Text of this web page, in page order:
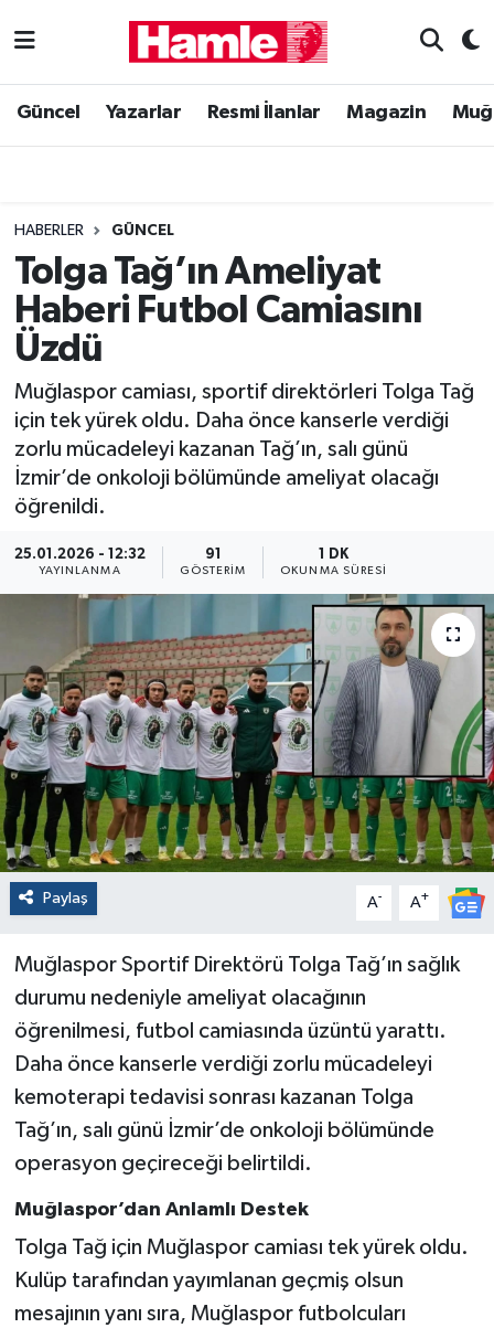
Güncel Yazarlar Resmi İlanlar Magazin
HABERLER GÜNCEL
Tolga Tağ’ın Ameliyat
Haberi Futbol Camiasını
Üzdü
Muğlaspor camiası, sportif direktörleri Tolga Tağ
için tek yürek oldu. Daha önce kanserle verdiği
zorlu mücadeleyi kazanan Tağ’ın, salı günü
İzmir’de onkoloji bölümünde ameliyat olacağı
öğrenildi.
25.01.2026 - 12:32
YAYINLANMA
91
GÖSTERIM
1 DK
OKUNMA SÜRESI
Paylaş A- A+
Muğlaspor Sportif Direktörü Tolga Tağ’ın sağlık
durumu nedeniyle ameliyat olacağının
öğrenilmesi, futbol camiasında üzüntü yarattı.
Daha önce kanserle verdiği zorlu mücadeleyi
kemoterapi tedavisi sonrası kazanan Tolga
Tağ’ın, salı günü İzmir’de onkoloji bölümünde
operasyon geçireceği belirtildi.
Muğlaspor’dan Anlamlı Destek
Tolga Tağ için Muğlaspor camiası tek yürek oldu.
Kulüp tarafından yayımlanan geçmiş olsun
mesajının yanı sıra, Muğlaspor futbolcuları
Güncel
Magazin
Muğla Haber
Siyaset
Muğla Nöbetçi Eczaneler
Muğla Trafik Yoğunluk Haritası
Süper Lig Puan Durumu ve Fikstür
Tüm Manşetler
Son Dakika Haberleri
Haber Arşivi